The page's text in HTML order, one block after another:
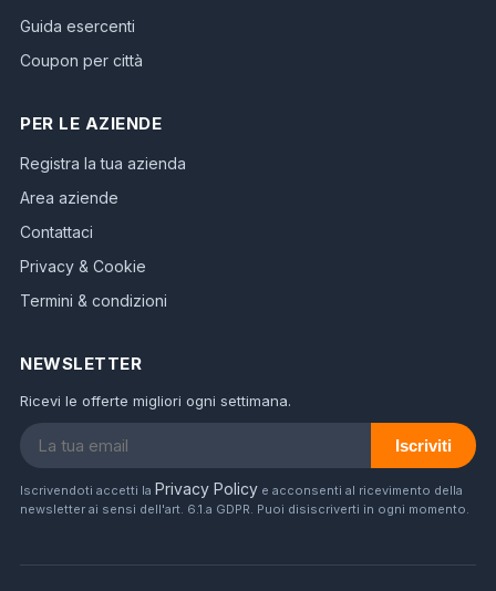
Guida esercenti
Coupon per città
PER LE AZIENDE
Registra la tua azienda
Area aziende
Contattaci
Privacy & Cookie
Termini & condizioni
NEWSLETTER
Ricevi le offerte migliori ogni settimana.
Iscriviti
Iscrivendoti accetti la Privacy Policy e acconsenti al ricevimento della
newsletter ai sensi dell'art. 6.1.a GDPR. Puoi disiscriverti in ogni momento.